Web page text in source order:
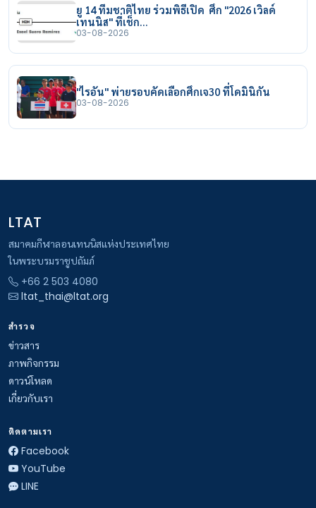
ยู 14 ทีมชาติไทย ร่วมพิธีเปิด ศึก "2026 เวิลด์
เทนนิส" ที่เช็ก…
03-08-2026
"ไรอัน" พ่ายรอบคัดเลือกศึกเจ30 ที่โดมินิกัน
03-08-2026
LTAT
สมาคมกีฬาลอนเทนนิสแห่งประเทศไทย
ในพระบรมราชูปถัมภ์
+66 2 503 4080
ltat_thai@ltat.org
สำรวจ
ข่าวสาร
ภาพกิจกรรม
ดาวน์โหลด
เกี่ยวกับเรา
ติดตามเรา
Facebook
YouTube
LINE